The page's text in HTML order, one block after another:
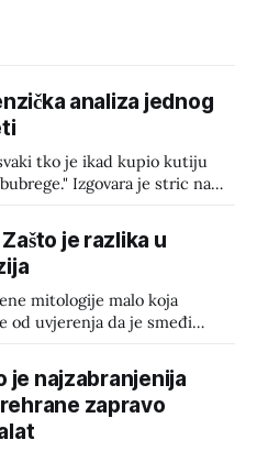
analiza jednog
tko je ikad kupio kutiju
Izgovara je stric na
i kolega u bijeloj kuti
Rečenica je toliko
se prije
je razlika u
mitologije malo koja
od uvjerenja da je smeđi
i pogledamo gole
forenzike. 1. Što je
šećer? Gledano s kemijskog stajališta, bijeli i
je najzabranjenija
zapravo